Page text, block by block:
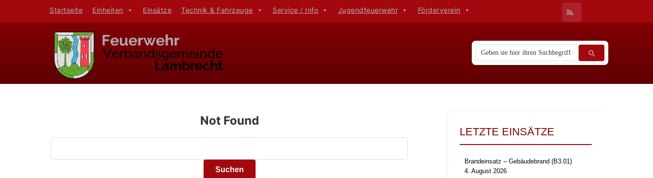
Startseite Einheiten Einsätze Technik & Fahrzeuge Service / Info Jugendfeuerwehr Förderverein
Not Found
LETZTE EINSÄTZE
Brandeinsatz – Gebäudebrand (B3.01)
4. August 2026